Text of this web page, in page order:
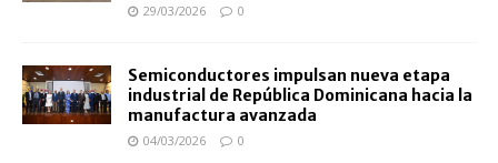
29/03/2026 0
Semiconductores impulsan nueva etapa
industrial de República Dominicana hacia la
manufactura avanzada
04/03/2026 0